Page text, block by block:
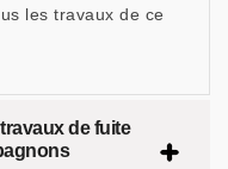
les travaux de ce
de fuite